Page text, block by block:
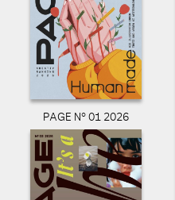
PAGE N° 01 2026